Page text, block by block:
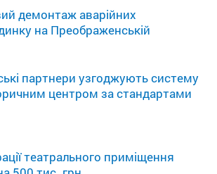
демонтаж аварійних
на Преображенській
партнери узгоджують систему
центром за стандартами
театрального приміщення